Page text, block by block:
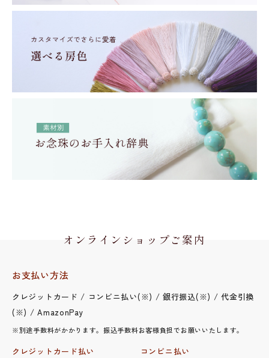
オンラインショップご案内
お支払い方法
クレジットカード / コンビニ払い(※) / 銀行振込(※) / 代金引換
(※) / AmazonPay
※別途手数料がかかります。振込手数料お客様負担でお願いいたします。
クレジットカード払い コンビニ払い